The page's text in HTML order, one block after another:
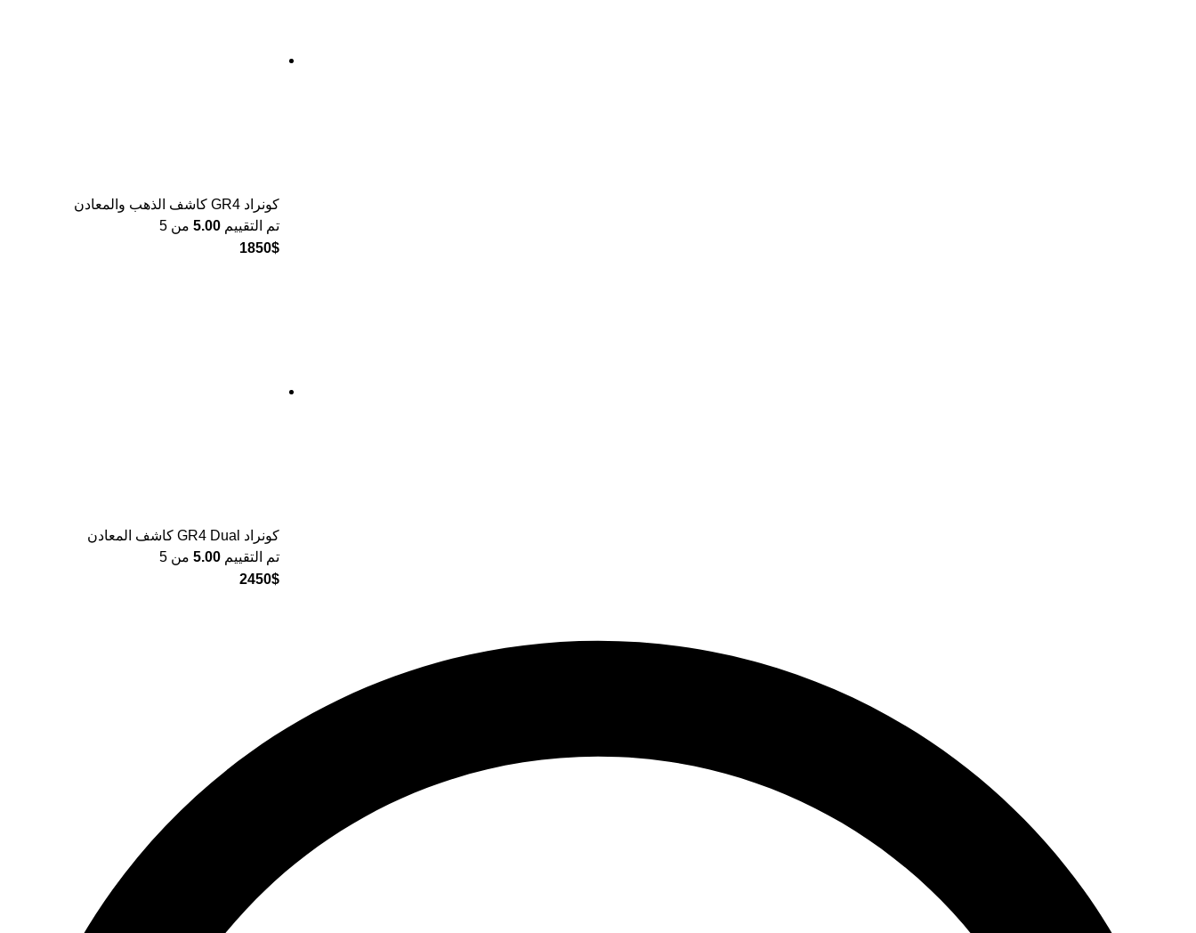
كونراد GR4 كاشف الذهب والمعادن
تم التقييم5.00 من 5
1850$
كونراد GR4 Dual كاشف المعادن
تم التقييم5.00 من 5
2450$